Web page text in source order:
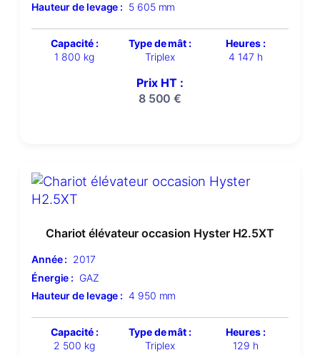
Hauteur de levage : 5 605 mm
Capacité :
1 800 kg
Type de mât :
Triplex
Heures :
4 147 h
Prix HT :
8 500€
Chariot élévateur occasion Hyster H2.5XT
Année : 2017
Énergie : GAZ
Hauteur de levage : 4 950 mm
Capacité :
2 500 kg
Type de mât :
Triplex
Heures :
129 h